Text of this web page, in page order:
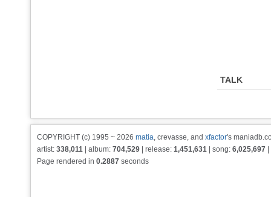
TALK
COPYRIGHT (c) 1995 ~ 2026 matia, crevasse, and xfactor's
artist: 338,011 | album: 704,529 | release: 1,451,631 | song: 6,025,697
Page rendered in 0.2887 seconds